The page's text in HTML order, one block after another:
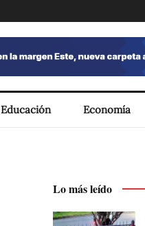
Educación Economía
Lo más leído